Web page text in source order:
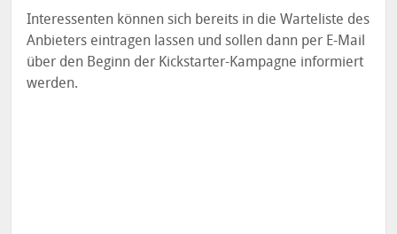
Interessenten können sich bereits in die Warteliste des
Anbieters eintragen lassen und sollen dann per E-Mail
über den Beginn der Kickstarter-Kampagne informiert
werden.